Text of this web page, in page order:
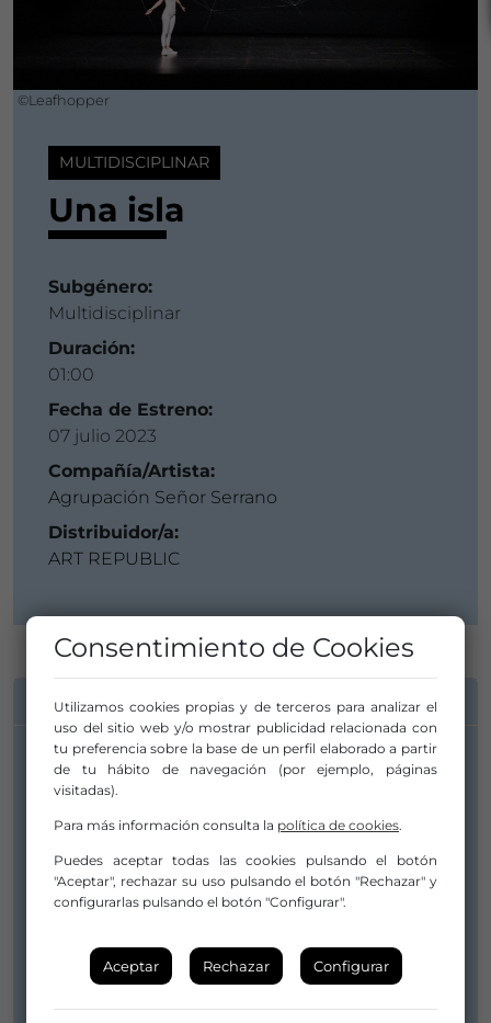
©Leafhopper
MULTIDISCIPLINAR
Una isla
Subgénero:
Multidisciplinar
Duración:
01:00
Fecha de Estreno:
07 julio 2023
Compañía/Artista:
Agrupación Señor Serrano
Distribuidor/a:
ART REPUBLIC
INFORMACIÓN DE CONTACTO
Compañía/Artista:
Agrupación Señor Serrano
info@artrepublic.es
+34615271632
Distribuidor/a:
info@artrepublic.es
615271632 / 619874134
Consentimiento de Cookies
Utilizamos cookies propias y de terceros para analizar el
uso del sitio web y/o mostrar publicidad relacionada con
tu preferencia sobre la base de un perfil elaborado a partir
de tu hábito de navegación (por ejemplo, páginas
visitadas).
Para más información consulta la política de cookies.
Puedes aceptar todas las cookies pulsando el botón
"Aceptar", rechazar su uso pulsando el botón "Rechazar" y
configurarlas pulsando el botón "Configurar".
Aceptar Rechazar Configurar